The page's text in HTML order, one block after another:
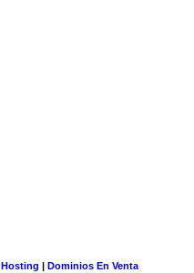
Hosting | Dominios En Venta